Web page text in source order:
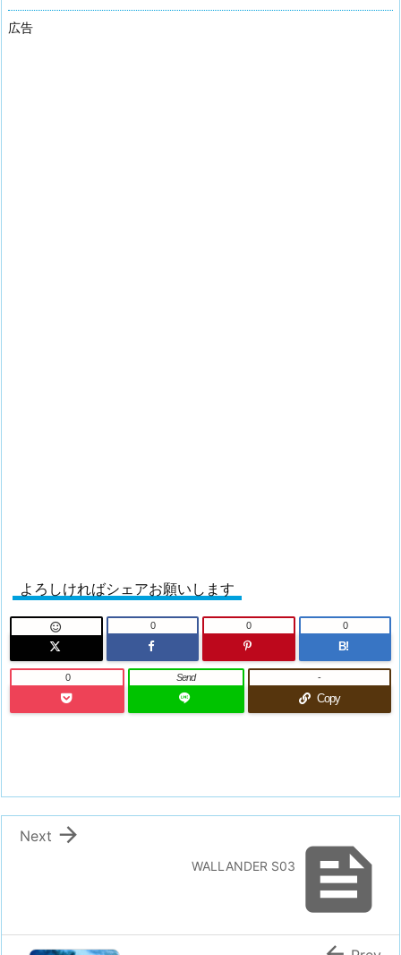
広告
よろしければシェアお願いします
 0 0
B!
0
0 Send
Copy
-

WALLANDER S03

Next